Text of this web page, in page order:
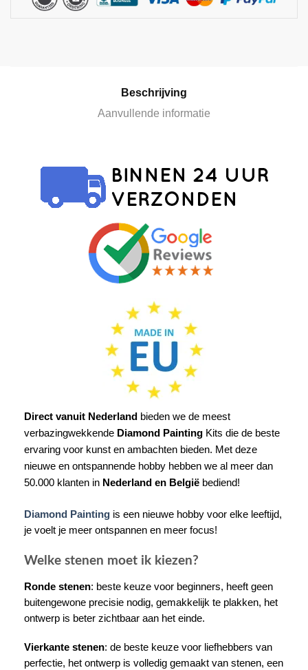
Beschrijving
Aanvullende informatie
Direct vanuit Nederland bieden we de meest
verbazingwekkende Diamond Painting Kits die de beste
ervaring voor kunst en ambachten bieden. Met deze
nieuwe en ontspannende hobby hebben we al meer dan
50.000 klanten in Nederland en België bediend!
Diamond Painting is een nieuwe hobby voor elke leeftijd,
je voelt je meer ontspannen en meer focus!
Welke stenen moet ik kiezen?
Ronde stenen: beste keuze voor beginners, heeft geen
buitengewone precisie nodig, gemakkelijk te plakken, het
ontwerp is beter zichtbaar aan het einde.
Vierkante stenen: de beste keuze voor liefhebbers van
perfectie, het ontwerp is volledig gemaakt van stenen, een